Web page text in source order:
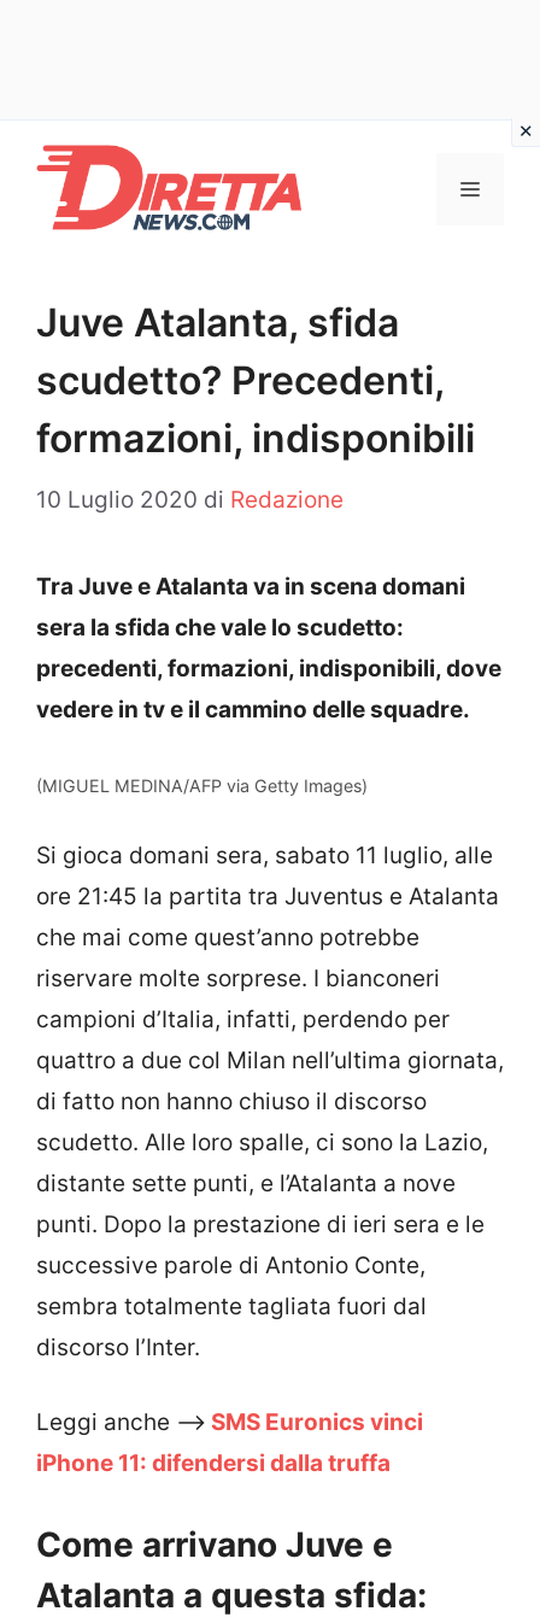
contenuto
Menu
Juve Atalanta, sfida
scudetto? Precedenti,
formazioni, indisponibili
10 Luglio 2020 di Redazione
Tra Juve e Atalanta va in scena domani
sera la sfida che vale lo scudetto:
precedenti, formazioni, indisponibili, dove
vedere in tv e il cammino delle squadre.
(MIGUEL MEDINA/AFP via Getty Images)
Si gioca domani sera, sabato 11 luglio, alle
ore 21:45 la partita tra Juventus e Atalanta
che mai come quest’anno potrebbe
riservare molte sorprese. I bianconeri
campioni d’Italia, infatti, perdendo per
quattro a due col Milan nell’ultima giornata,
di fatto non hanno chiuso il discorso
scudetto. Alle loro spalle, ci sono la Lazio,
distante sette punti, e l’Atalanta a nove
punti. Dopo la prestazione di ieri sera e le
successive parole di Antonio Conte,
sembra totalmente tagliata fuori dal
discorso l’Inter.
Leggi anche –> SMS Euronics vinci
iPhone 11: difendersi dalla truffa
Come arrivano Juve e
Atalanta a questa sfida: